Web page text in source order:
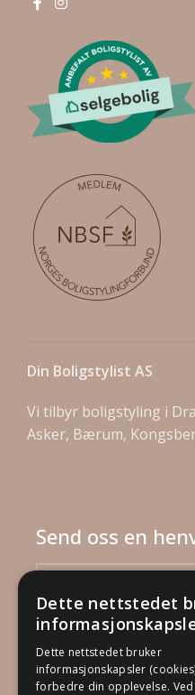
Din Boligstylist AS
Vi tilbyr boligstyling i
Asker, Bærum,
Send oss en
Dette nettstedet
Dette nettstedet bruker
informasjonskapsler
forbedre din opplevelse.